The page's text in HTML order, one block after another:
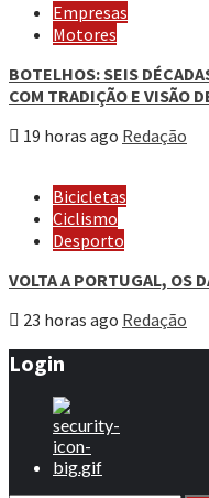
Empresas
Motores
BOTELHOS: SEIS
COM TRADIÇÃO E VISÃO
19 horas ago Redação
Bicicletas
Ciclismo
Desporto
VOLTA A PORTUGAL, OS
23 horas ago Redação
Login